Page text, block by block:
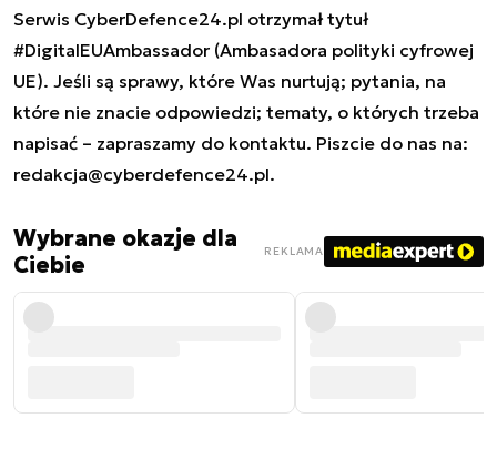
Serwis CyberDefence24.pl otrzymał tytuł
#DigitalEUAmbassador (Ambasadora polityki cyfrowej
UE). Jeśli są sprawy, które Was nurtują; pytania, na
które nie znacie odpowiedzi; tematy, o których trzeba
napisać – zapraszamy do kontaktu. Piszcie do nas na:
redakcja@cyberdefence24.pl.
Wybrane okazje dla
Ciebie
REKLAMA